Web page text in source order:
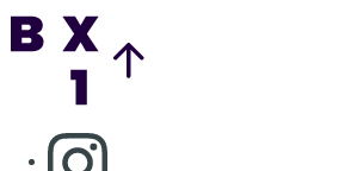
Consulter page Instagram